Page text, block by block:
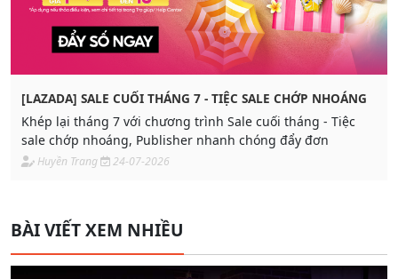
[LAZADA] SALE CUỐI THÁNG 7 - TIỆC SALE CHỚP NHOÁNG
Khép lại tháng 7 với chương trình Sale cuối tháng - Tiệc
sale chớp nhoáng, Publisher nhanh chóng đẩy đơn
Huyền Trang 24-07-2026
BÀI VIẾT XEM NHIỀU